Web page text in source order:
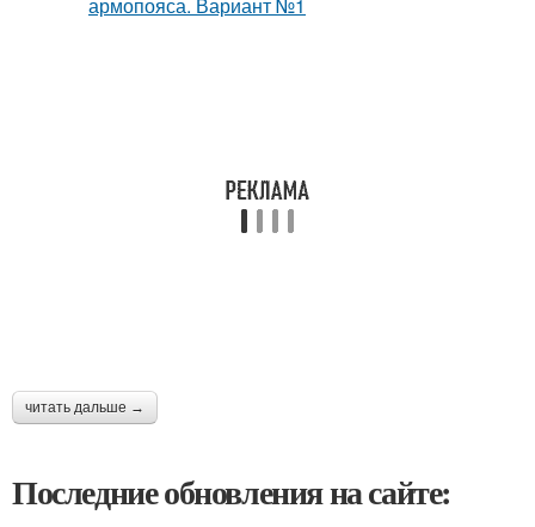
читать дальше →
Последние обновления на сайте: